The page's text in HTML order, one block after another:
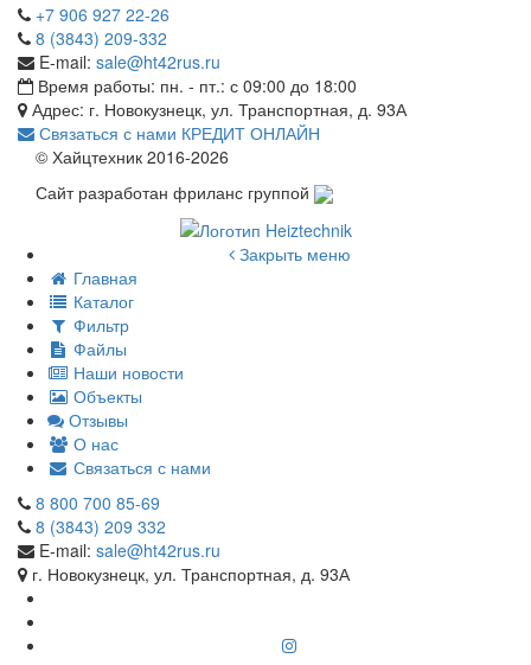
+7 906 927 22-26
8 (3843) 209-332
E-mail: sale@ht42rus.ru
Время работы: пн. - пт.: с 09:00 до 18:00
Адрес: г. Новокузнецк, ул. Транспортная, д. 93А
Связаться с нами КРЕДИТ ОНЛАЙН
© Хайцтехник 2016-2026
Сайт разработан фриланс группой
Закрыть меню
Главная
Каталог
Фильтр
Файлы
Наши новости
Объекты
Отзывы
О нас
Связаться с нами
8 800 700 85-69
8 (3843) 209 332
E-mail: sale@ht42rus.ru
г. Новокузнецк, ул. Транспортная, д. 93А